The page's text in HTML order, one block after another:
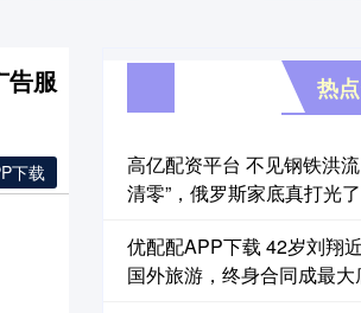
告服
下载
热
高亿配资平台 不见钢铁洪
清零”，俄罗斯家底真打光
优配配APP下载 42岁刘翔
国外旅游，终身合同成最大